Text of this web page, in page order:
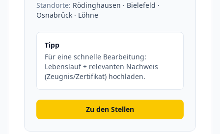
Standorte: Rödinghausen · Bielefeld ·
Osnabrück · Löhne
Tipp
Für eine schnelle Bearbeitung:
Lebenslauf + relevanten Nachweis
(Zeugnis/Zertifikat) hochladen.
Zu den Stellen